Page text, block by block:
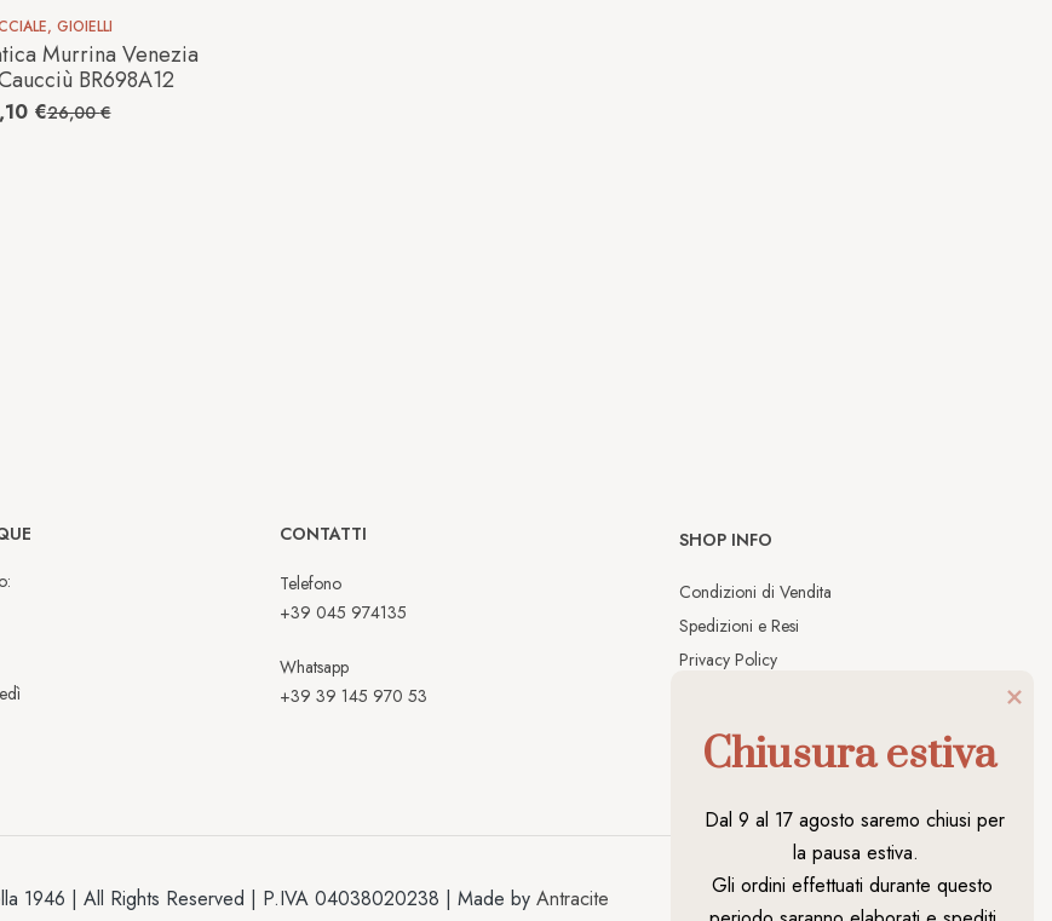
, GIOIELLI
Murrina Venezia
BR698A12
26,00€
€
CONTATTI
Telefono
+39 045 974135
Whatsapp
+39 39 145 970 53
SHOP INFO
Condizioni di Vendita
Spedizioni e Resi
Privacy Policy
1946 | All Rights Reserved | P.IVA 04038020238 | Made by Antracite
Chiusura estiva
Dal 9 al 17 agosto saremo chiusi per
la pausa estiva.
Gli ordini effettuati durante questo